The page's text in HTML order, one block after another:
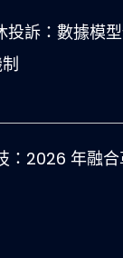
投訴：數據模
：2026 年融合